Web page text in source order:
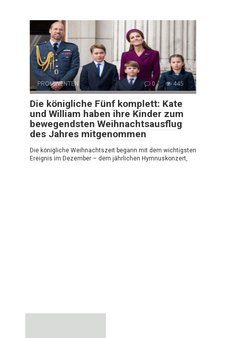
PROMINENTEN 0 445
Die königliche Fünf komplett: Kate
und William haben ihre Kinder zum
bewegendsten Weihnachtsausflug
des Jahres mitgenommen
Die königliche Weihnachtszeit begann mit dem wichtigsten
Ereignis im Dezember – dem jährlichen Hymnuskonzert,